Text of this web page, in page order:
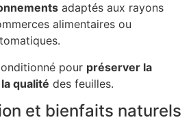
adaptés aux rayons
alimentaires ou
pour préserver la
qualité des feuilles.
et bienfaits naturels